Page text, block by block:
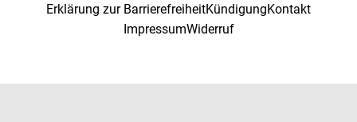
Erklärung zur BarrierefreiheitKündigungKontakt
ImpressumWiderruf